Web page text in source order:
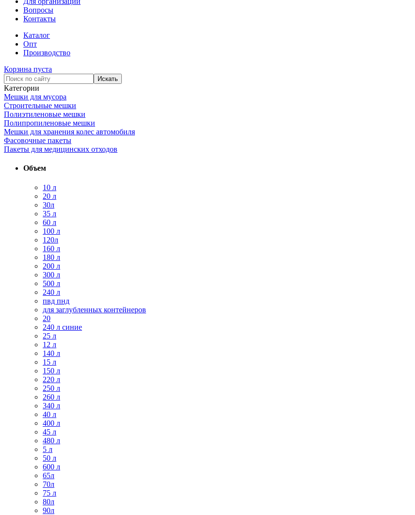
Вопросы
Контакты
Каталог
Опт
Производство
Корзина пуста
Категории
Мешки для мусора
Строительные мешки
Полиэтиленовые мешки
Полипропиленовые мешки
Мешки для хранения колес автомобиля
Фасовочные пакеты
Пакеты для медицинских отходов
Объем
10 л
20 л
30л
35 л
60 л
100 л
120л
160 л
180 л
200 л
300 л
500 л
240 л
пвд пнд
для заглубленных контейнеров
20
240 л синие
25 л
12 л
140 л
15 л
150 л
220 л
250 л
260 л
340 л
40 л
400 л
45 л
480 л
5 л
50 л
600 л
65л
70л
75 л
80л
90л